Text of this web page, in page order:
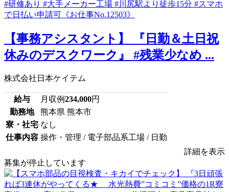
【事務アシスタント】 『日勤＆土日祝
休みのデスクワーク』 #残業少なめ ...
株式会社日本ケイテム
給与 月収例234,000円
勤務地
熊本県 熊本市
寮・社宅 なし
仕事内容 操作・管理 / 電子部品系工場 / 日勤
詳細を表示
募集が停止しています